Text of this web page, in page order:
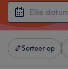
Sorteer op